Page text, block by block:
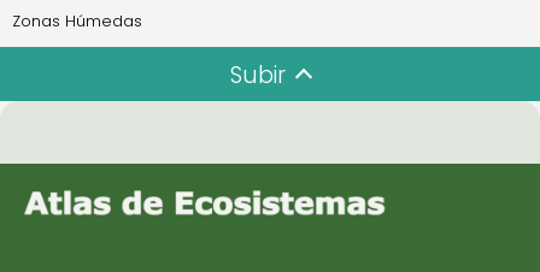
Zonas Húmedas
Subir